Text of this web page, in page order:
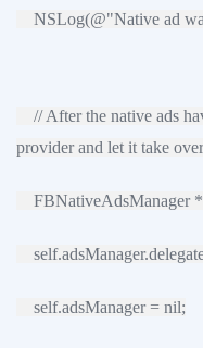
NSLog(@"Native ad
// After the native ads
provider and let it take over
FBNativeAdsManager
self.adsManager = nil;